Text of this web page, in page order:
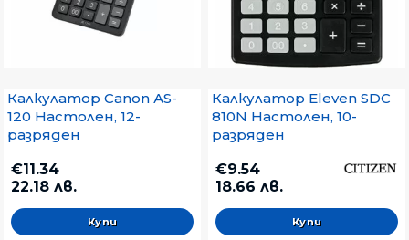
Калкулатор Canon АS-
120 Настолен, 12-
разряден
€11.34
22.18 лв.
Калкулатор Eleven SDC
810N Настолен, 10-
разряден
€9.54
18.66 лв.